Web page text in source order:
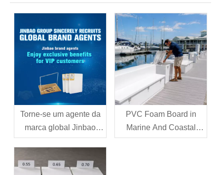
Torne-se um agente da
marca global Jinbao
PVC
PVC Foam Board in
Marine And Coastal
Applications: